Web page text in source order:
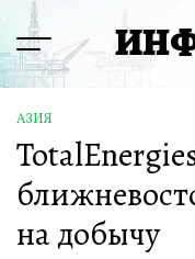
Перейти
содержимому
Menu
ОПУБЛИКОВАНО
В
АЗИЯ
на добычу